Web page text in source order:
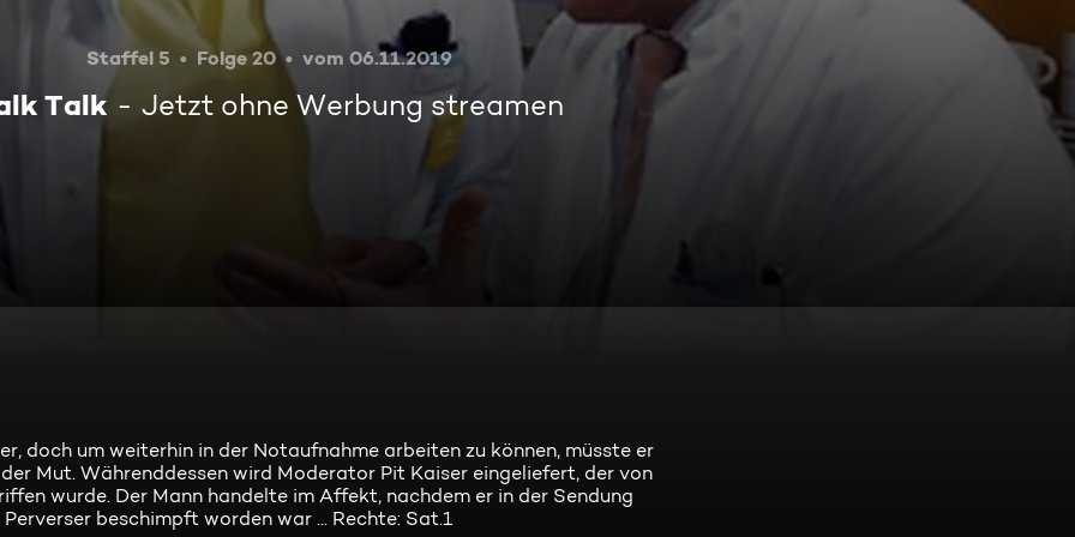
Staffel 5 Folge 20 vom 06.11.2019
Talk Jetzt ohne Werbung streamen
doch um weiterhin in der Notaufnahme arbeiten zu können, müsste er
Mut. Währenddessen wird Moderator Pit Kaiser eingeliefert, der von
wurde. Der Mann handelte im Affekt, nachdem er in der Sendung
beschimpft worden war ... Rechte: Sat.1